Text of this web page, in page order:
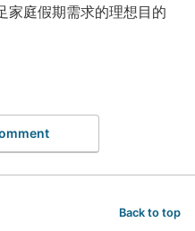
家庭假期需求的理想目的
Back to top